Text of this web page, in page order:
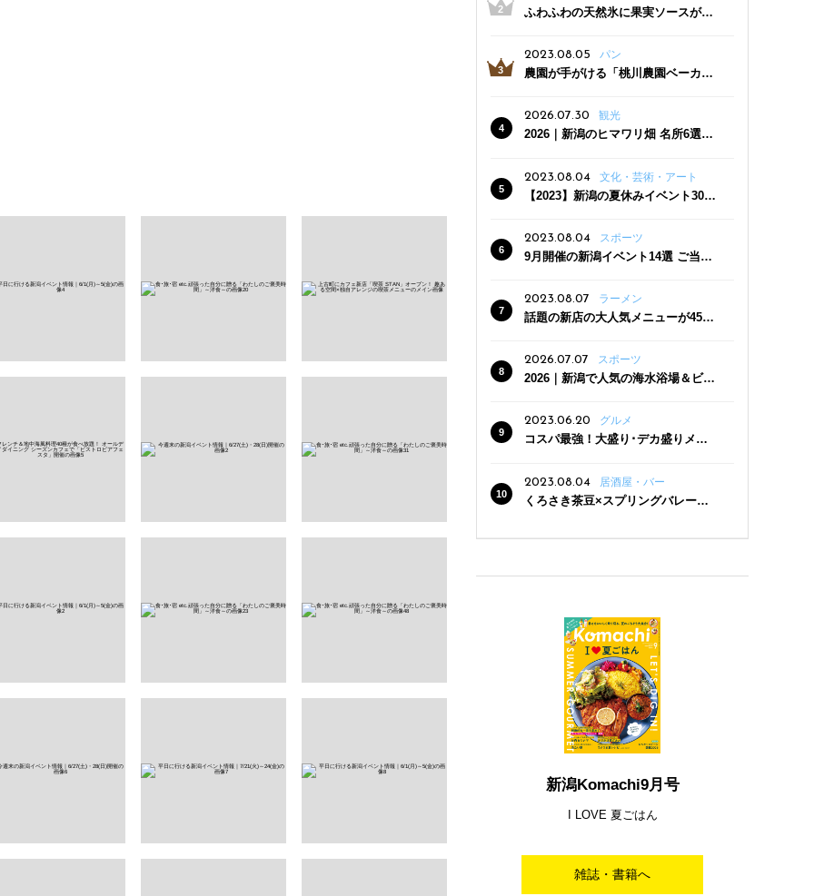
ふわふわの天然氷に果実ソースがた
三条駅近くにオープン
2023.08.05 パン
農園が手がける「桃川農園ベーカリ
った焼きたてパンのほか、ジェラー
トやスムージーも
2026.07.30 観光
2026｜新潟のヒマワリ畑 名所6選
2023.08.04
文化・芸術・アート
【2023】新潟の夏休みイベント30
2023.08.04
スポーツ
9月開催の新潟イベント14選 ご当地
2023.08.07 ラーメン
話題の新店の大人気メニューが450
クーポン登場
2026.07.07 スポーツ
2026｜新潟で人気の海水浴場＆ビー
2023.06.20
グルメ
コスパ最強！大盛り･デカ盛りメニ
2023.08.04
居酒屋・バー
くろさき茶豆×スプリングバレー豊
新潟Komachi9月号
I LOVE 夏ごはん
雑誌・書籍へ